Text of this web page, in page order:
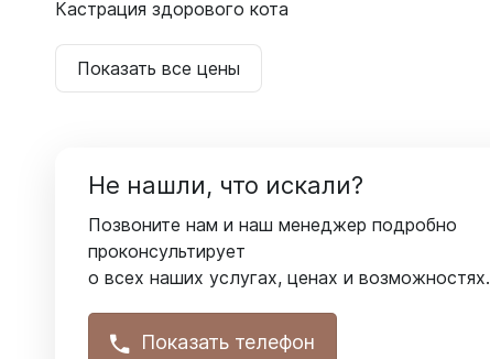
Кастрация здорового кота
Показать все цены
Не нашли, что искали?
Позвоните нам и наш менеджер подробно
проконсультирует
о всех наших услугах, ценах и возможностях.
Показать телефон